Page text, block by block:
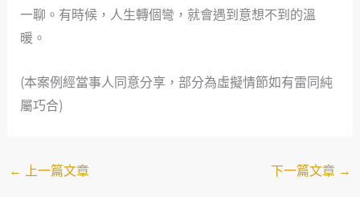
一聊。有時候，人生轉個彎，就會遇到意想不到的溫
暖。
(本案例經當事人同意分享，部分為虛擬情節如有雷同純
屬巧合)
← 上一篇文章 下一篇文章 →